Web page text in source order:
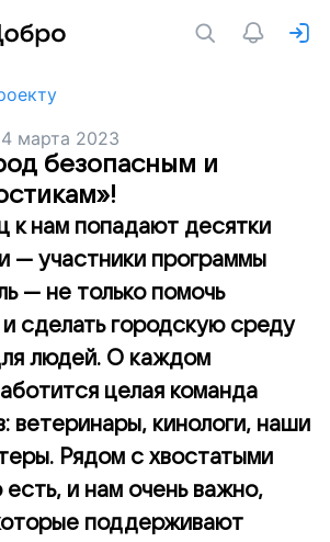
марта 2023
безопасным и
к нам попадают десятки
— участники программы
— не только помочь
сделать городскую среду
людей. О каждом
целая команда
ветеринары, кинологи, наши
Рядом с хвостатыми
есть, и нам очень важно,
поддерживают